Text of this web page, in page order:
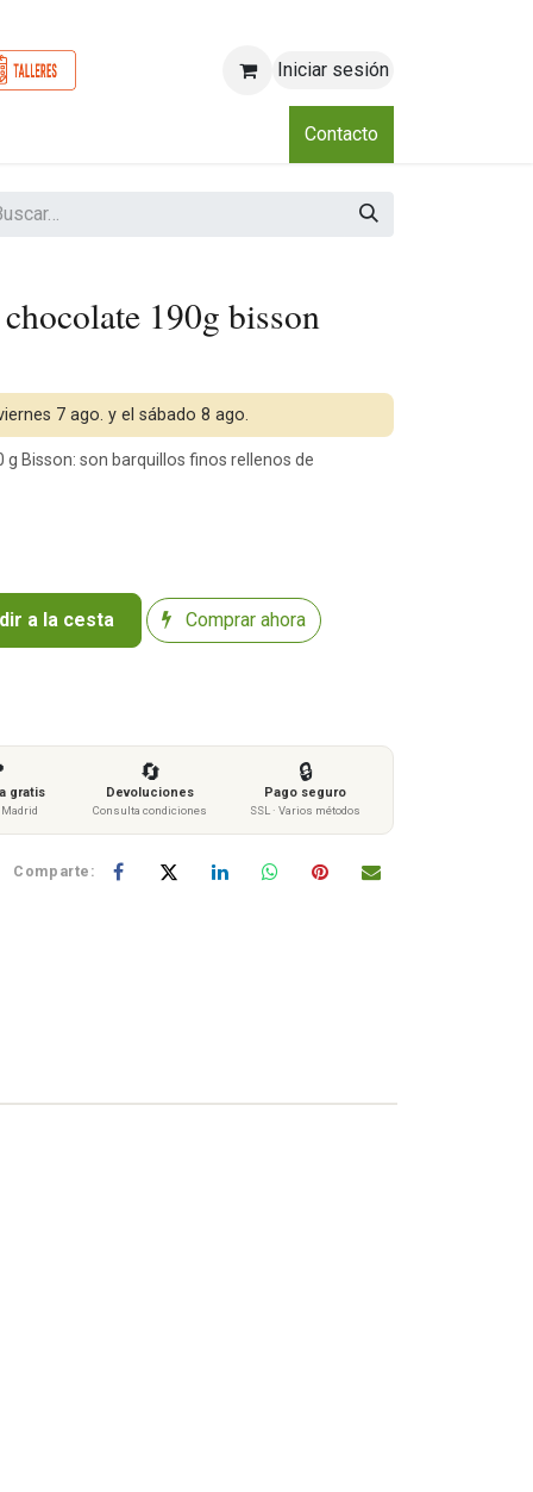
Iniciar sesión
Club
Contacto
190g bisson
a la cesta Comprar ahora
7 ago. y el sábado 8 ago.
Bisson: son barquillos finos rellenos de
gratis
🔄
Devoluciones
Consulta condiciones
🔒
Pago seguro
SSL · Varios métodos
Comparte: